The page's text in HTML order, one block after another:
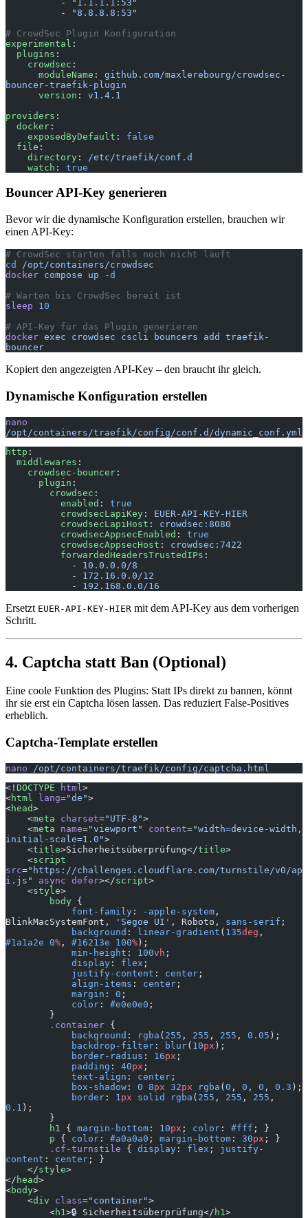
          -
"1.1.1.1:53"
          -
"8.8.8.8:53"
# CrowdSec Plugin Konfiguration
experimental :
  plugins
:
    crowdsec
:
      moduleName
: github.com/maxlerebourg/crowdsec-
bouncer-traefik-plugin
      version
: v1.4.1
providers :
  docker
:
    exposedByDefault
: false
  file
:
    directory
:
/etc/traefik/conf.d
    watch
: true
Bouncer API-Key generieren
Bevor wir die dynamische Konfiguration erstellen, brauchen wir
einen API-Key:
# CrowdSec starten falls noch nicht läuft
cd
/opt/containers/crowdsec
docker compose up -d
# Warten bis CrowdSec bereit ist
sleep 10
# API-Key für das Plugin generieren
docker exec crowdsec cscli bouncers add
traefik-
bouncer
Kopiert den angezeigten API-Key – den braucht ihr gleich.
Dynamische Konfiguration erstellen
nano
/opt/containers/traefik/config/conf.d/dynamic_conf.yml
http :
  middlewares
:
    crowdsec-bouncer
:
      plugin
:
        crowdsec
:
          enabled
: true
          crowdsecLapiKey
: EUER-API-KEY-HIER
          crowdsecLapiHost
: crowdsec:8080
          crowdsecAppsecEnabled
: true
          crowdsecAppsecHost
: crowdsec:7422
          forwardedHeadersTrustedIPs
:
            -
10.0.0.0/8
            -
172.16.0.0/12
            -
192.168.0.0/16
Ersetzt EUER-API-KEY-HIER mit dem API-Key aus dem vorherigen
Schritt.
4. Captcha statt Ban (Optional)
Eine coole Funktion des Plugins: Statt IPs direkt zu bannen, könnt
ihr sie erst ein Captcha lösen lassen. Das reduziert False-Positives
erheblich.
Captcha-Template erstellen
nano /opt/containers/traefik/config/captcha.html
<! DOCTYPE html >
<html lang="de">
<head>
    <
meta charset="UTF-8">
    <
meta name="viewport" content="width=device-width,
initial-scale=1.0">
    <
title>Sicherheitsüberprüfung</title>
    <
script
src="https://challenges.cloudflare.com/turnstile/v0/ap
i.js"
async defer></script>
    <
style>
        body
{
            font-family
: -apple-system ,
BlinkMacSystemFont,
'Segoe UI' , Roboto, sans-serif ;
            background
: linear-gradient ( 135deg
#1a1a2e 0% , #16213e 100% );
            min-height
: 100vh ;
            display
: flex ;
            justify-content
: center ;
            align-items
: center ;
            margin
: 0 ;
            color
: #e0e0e0 ;
        }
        .container
{
            background
: rgba ( 255 , 255 , 255 , 0.05 );
            backdrop-filter
: blur( 10px );
            border-radius
: 16px ;
            padding
: 40px ;
            text-align
: center ;
            box-shadow
: 0 8px 32px rgba ( 0 , 0 , 0 , 0.3 );
            border
: 1 px solid rgba ( 255 , 255 , 255
0.1 );
        }
        h1
{ margin-bottom : 10px ; color : #fff ; }
        p
{ color : #a0a0a0 ; margin-bottom : 30px ; }
        .cf-turnstile
{ display : flex ; justify-
content : center ; }
    </
style>
</ head>
<body>
    <
div class="container">
        <
h1 >🔒 Sicherheitsüberprüfung</ h1 >